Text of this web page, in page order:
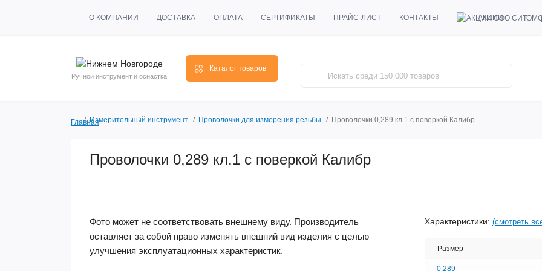
О КОМПАНИИ ДОСТАВКА ОПЛАТА СЕРТИФИКАТЫ ПРАЙС-ЛИСТ КОНТАКТЫ АКЦИИ
Ручной инструмент и оснастка
Каталог товаров
ГлавнаяИзмерительный инструмент Проволочки для измерения резьбы Проволочки 0,289 кл.1 с поверкой Калибр
Проволочки 0,289 кл.1 с поверкой Калибр
Фото может не соответствовать внешнему виду. Производитель
оставляет за собой право изменять внешний вид изделия с целью
улучшения эксплуатационных характеристик.
Характеристики: (смотреть
Размер
0.289